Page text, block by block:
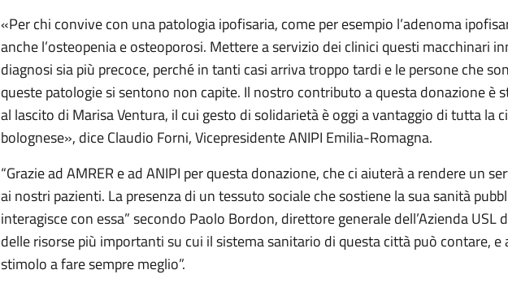
«Per chi convive con una patologia ipofisaria, come per esempio l’adenoma
anche l’osteopenia e osteoporosi. Mettere a servizio dei clinici questi macchinari
diagnosi sia più precoce, perché in tanti casi arriva troppo tardi e le persone che
queste patologie si sentono non capite. Il nostro contributo a questa donazione è
al lascito di Marisa Ventura, il cui gesto di solidarietà è oggi a vantaggio di tutta la
bolognese», dice Claudio Forni, Vicepresidente ANIPI Emilia-Romagna.
“Grazie ad AMRER e ad ANIPI per questa donazione, che ci aiuterà a rendere un
ai nostri pazienti. La presenza di un tessuto sociale che sostiene la sua sanità
interagisce con essa” secondo Paolo Bordon, direttore generale dell’Azienda USL
delle risorse più importanti su cui il sistema sanitario di questa città può contare, e
stimolo a fare sempre meglio”.